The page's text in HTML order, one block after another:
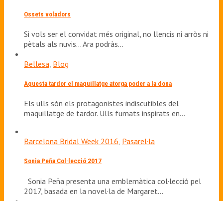
Ossets voladors
Si vols ser el convidat més original, no llencis ni arròs ni
pètals als nuvis... Ara podràs…
Bellesa Blog
Aquesta tardor el maquillatge atorga poder a la dona
Els ulls són els protagonistes indiscutibles del
maquillatge de tardor. Ulls fumats inspirats en…
Barcelona Bridal Week 2016, Pasarel·la
Sonia Peña Col·lecció 2017
Sonia Peña presenta una emblemàtica col·lecció pel
2017, basada en la novel·la de Margaret…